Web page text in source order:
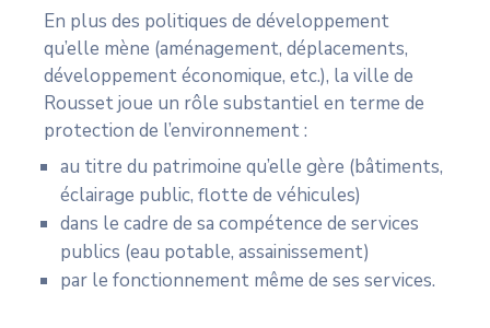
En plus des politiques de développement
qu’elle mène (aménagement, déplacements,
développement économique, etc.), la ville de
Rousset joue un rôle substantiel en terme de
protection de l’environnement :
au titre du patrimoine qu’elle gère (bâtiments,
éclairage public, flotte de véhicules)
dans le cadre de sa compétence de services
publics (eau potable, assainissement)
par le fonctionnement même de ses services.